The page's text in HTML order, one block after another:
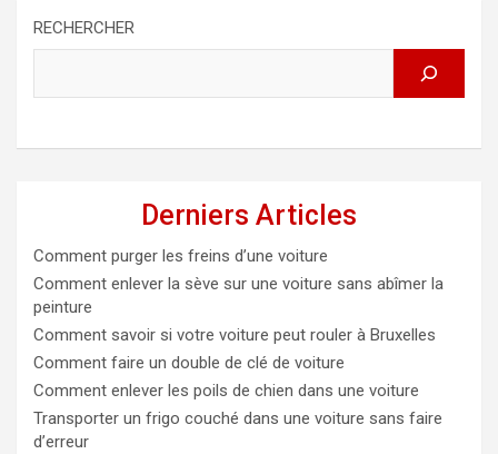
RECHERCHER
Derniers Articles
Comment purger les freins d’une voiture
Comment enlever la sève sur une voiture sans abîmer la
peinture
Comment savoir si votre voiture peut rouler à Bruxelles
Comment faire un double de clé de voiture
Comment enlever les poils de chien dans une voiture
Transporter un frigo couché dans une voiture sans faire
d’erreur